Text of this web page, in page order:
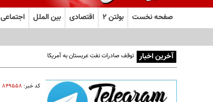
صفحه نخست بولتن ۲ اقتصادی بین الملل اجتماعی
آخرین اخبار توقف صادرات نفت عربستان به آمریکا
کد خبر: ۸۴۹۵۵۸